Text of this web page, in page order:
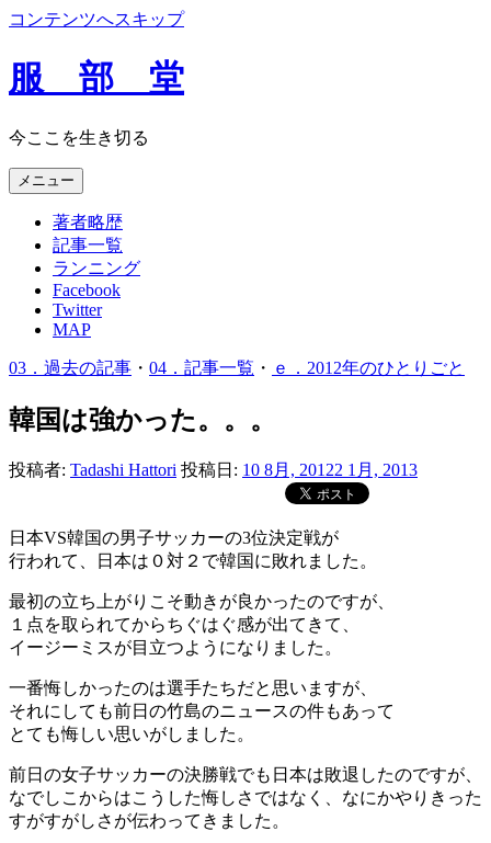
コンテンツへスキップ
服 部 堂
今ここを生き切る
メニュー
著者略歴
記事一覧
ランニング
Facebook
Twitter
MAP
03．過去の記事 ・ 04．記事一覧 ・ ｅ．2012年のひとりごと
韓国は強かった。。。
投稿者: Tadashi Hattori 投稿日: 10 8月, 20122 1月, 2013
日本VS韓国の男子サッカーの3位決定戦が
行われて、日本は０対２で韓国に敗れました。
最初の立ち上がりこそ動きが良かったのですが、
１点を取られてからちぐはぐ感が出てきて、
イージーミスが目立つようになりました。
一番悔しかったのは選手たちだと思いますが、
それにしても前日の竹島のニュースの件もあって
とても悔しい思いがしました。
前日の女子サッカーの決勝戦でも日本は敗退したのですが、
なでしこからはこうした悔しさではなく、なにかやりきった
すがすがしさが伝わってきました。